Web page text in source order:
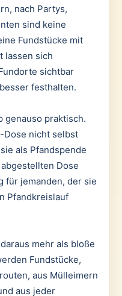
nach Partys,
sind keine
Fundstücke mit
lassen sich
sichtbar
festhalten.
genauso praktisch.
Dose nicht selbst
als Pfandspende
Dose
für jemanden, der sie
Pfandkreislauf
mehr als bloße
Fundstücke,
aus Mülleimern
aus jeder